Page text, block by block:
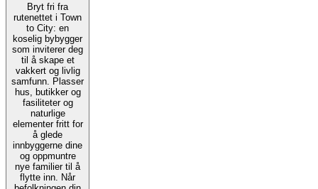
Bryt fri fra
rutenettet i Town
to City: en
koselig bybygger
som inviterer deg
til å skape et
vakkert og livlig
samfunn. Plasser
hus, butikker og
fasiliteter og
naturlige
elementer fritt for
å glede
innbyggerne dine
og oppmuntre
nye familier til å
flytte inn. Når